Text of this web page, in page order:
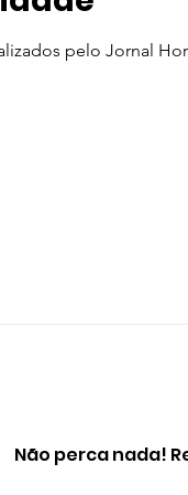
pelo Jornal
Não perca nada!